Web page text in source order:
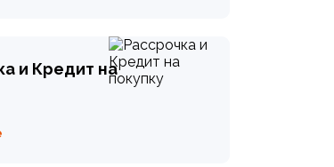
и Кредит на